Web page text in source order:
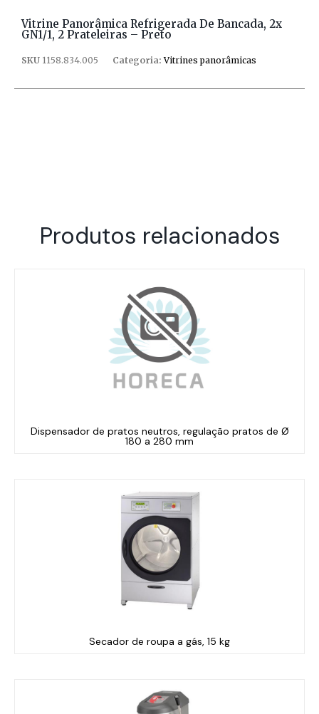
Vitrine Panorâmica Refrigerada De Bancada, 2x
GN1/1, 2 Prateleiras – Preto
SKU 1158.834.005 Categoria: Vitrines panorâmicas
Produtos relacionados
Dispensador de pratos neutros, regulação pratos de Ø
180 a 280 mm
Secador de roupa a gás, 15 kg